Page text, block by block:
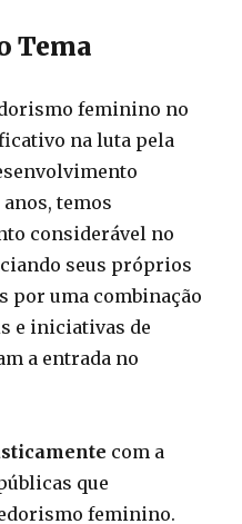
Tema
feminino no
na luta pela
temos
considerável no
seus próprios
por uma combinação
e iniciativas de
a entrada no
com a
que
feminino.